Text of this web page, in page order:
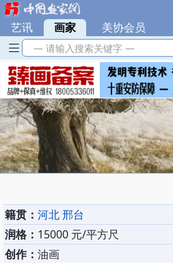
艺讯 | 画家 美协会员
— 请输入搜索关键字 —
籍贯： 河北 邢台
润格： 15000 元/平方尺
创作： 油画